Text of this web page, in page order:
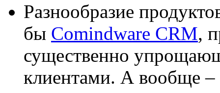
Разнообразие
бы Comindware CRM,
существенно
клиентами. А вообще –